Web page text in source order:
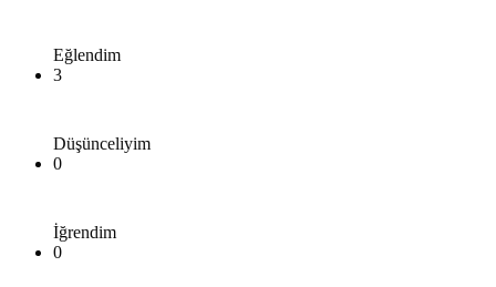
Eğlendim
3
Düşünceliyim
0
İğrendim
0